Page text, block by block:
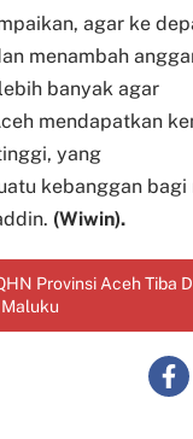
agar ke
menambah
banyak agar
mendapatkan
yang
kebanggan
(Wiwin).
Provinsi Aceh Tiba